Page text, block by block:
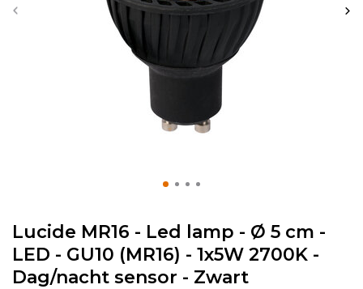
Lucide MR16 - Led lamp - Ø 5 cm -
LED - GU10 (MR16) - 1x5W 2700K -
Dag/nacht sensor - Zwart